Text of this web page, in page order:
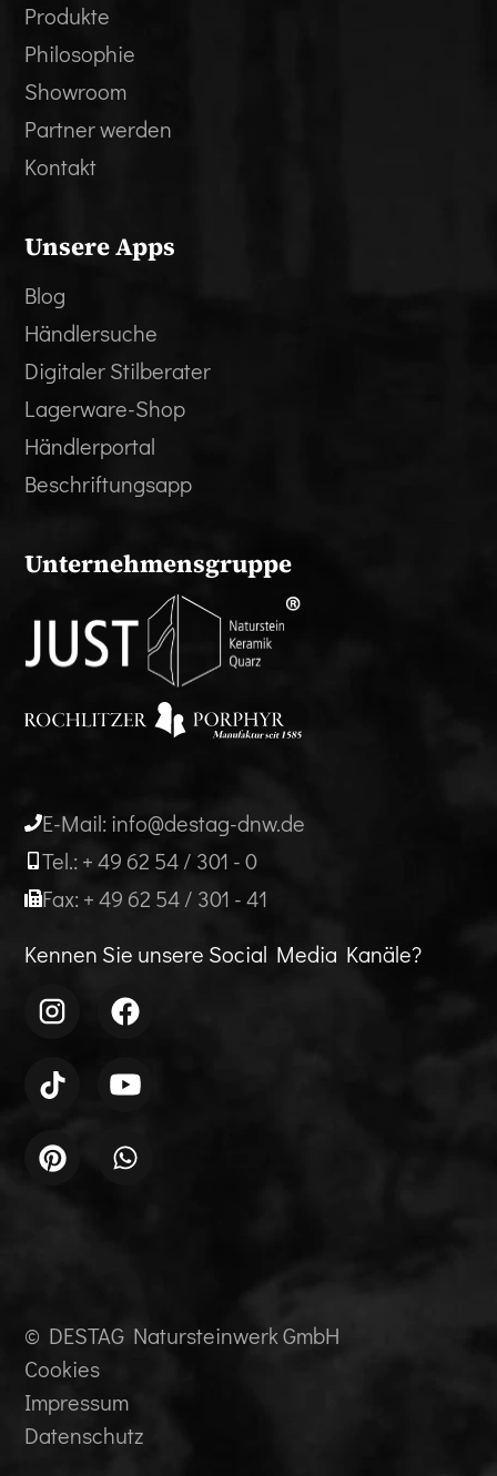
Produkte
Philosophie
Showroom
Partner werden
Kontakt
Unsere Apps
Blog
Händlersuche
Digitaler Stilberater
Lagerware-Shop
Händlerportal
Beschriftungsapp
Unternehmensgruppe
E-Mail: info@destag-dnw.de
Tel.: + 49 62 54 / 301 - 0
Fax: + 49 62 54 / 301 - 41
Kennen Sie unsere Social Media Kanäle?
© DESTAG Natursteinwerk GmbH
Cookies
Impressum
Datenschutz